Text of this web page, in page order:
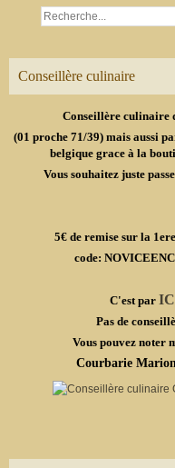
Conseillère culinaire
Conseillère culinaire
(01 proche 71/39) mais aussi
belgique grace à la
Vous souhaitez juste
5€ de remise sur la
code:
C'est par
Pas de
Vous pouvez noter
Courbarie